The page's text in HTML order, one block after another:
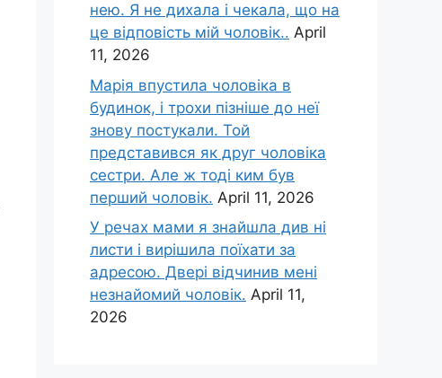
нею. Я не дихала і чекала, що на
це відповість мій чоловік.. April
11, 2026
Марія впустила чоловіка в
будинок, і трохи пізніше до неї
знову постукали. Той
представився як друг чоловіка
сестри. Але ж тоді ким був
перший чоловік. April 11, 2026
У речах мами я знайшла див ні
листи і вирішила поїхати за
адресою. Двері відчинив мені
незнайомий чоловік. April 11,
2026